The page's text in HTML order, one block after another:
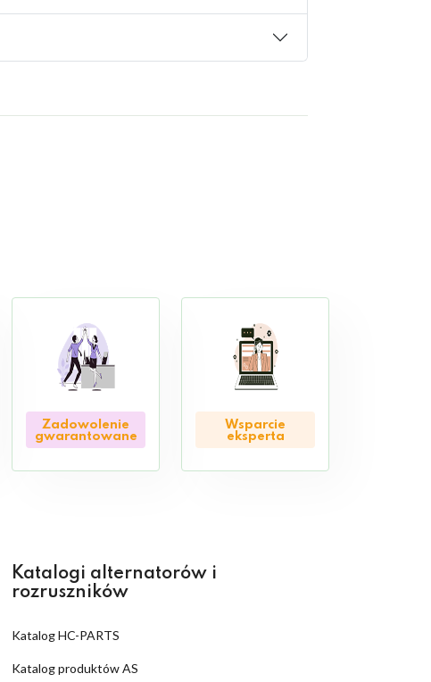
Zadowolenie
gwarantowane
Wsparcie
eksperta
Katalogi alternatorów i
rozruszników
Katalog HC-PARTS
Katalog produktów AS